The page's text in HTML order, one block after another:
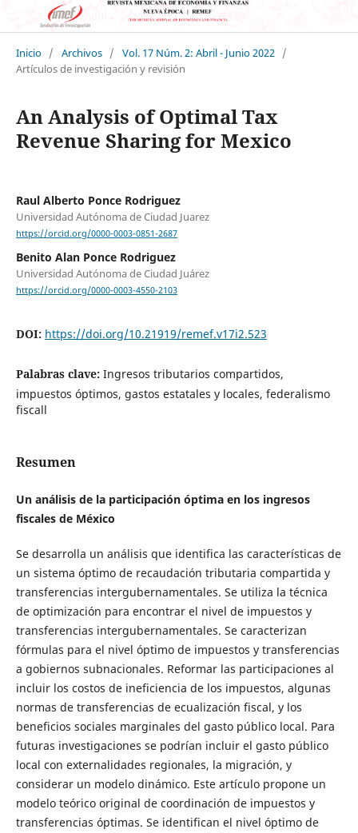
Inicio / Archivos / Vol. 17 Núm. 2: Abril - Junio 2022 /
Artículos de investigación y revisión
An Analysis of Optimal Tax
Revenue Sharing for Mexico
Raul Alberto Ponce Rodriguez
Universidad Autónoma de Ciudad Juarez
https://orcid.org/0000-0003-0851-2687
Benito Alan Ponce Rodriguez
Universidad Autónoma de Ciudad Juárez
https://orcid.org/0000-0003-4550-2103
DOI: https://doi.org/10.21919/remef.v17i2.523
Palabras clave: Ingresos tributarios compartidos,
impuestos óptimos, gastos estatales y locales, federalismo
fiscall
Resumen
Un análisis de la participación óptima en los ingresos
fiscales de México
Se desarrolla un análisis que identifica las características de
un sistema óptimo de recaudación tributaria compartida y
transferencias intergubernamentales. Se utiliza la técnica
de optimización para encontrar el nivel de impuestos y
transferencias intergubernamentales. Se caracterizan
fórmulas para el nivel óptimo de impuestos y transferencias
a gobiernos subnacionales. Reformar las participaciones al
incluir los costos de ineficiencia de los impuestos, algunas
normas de transferencias de ecualización fiscal, y los
beneficios sociales marginales del gasto público local. Para
futuras investigaciones se podrían incluir el gasto público
local con externalidades regionales, la migración, y
considerar un modelo dinámico. Este artículo propone un
modelo teórico original de coordinación de impuestos y
transferencias óptimas. Se identifican el nivel óptimo de